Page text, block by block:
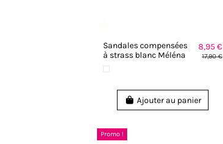
Sandales compensées
à strass blanc Méléna
8,95 €
17,90 €
Ajouter au panier
Promo !